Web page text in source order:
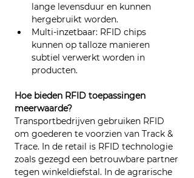
lange levensduur en kunnen
hergebruikt worden.
Multi-inzetbaar: RFID chips
kunnen op talloze manieren
subtiel verwerkt worden in
producten.
Hoe bieden RFID toepassingen
meerwaarde?
Transportbedrijven gebruiken RFID
om goederen te voorzien van Track &
Trace. In de retail is RFID technologie
zoals gezegd een betrouwbare partner
tegen winkeldiefstal. In de agrarische